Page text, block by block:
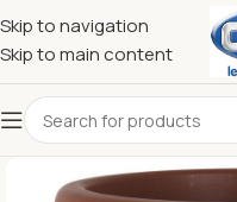
Skip to navigation
Skip to main content